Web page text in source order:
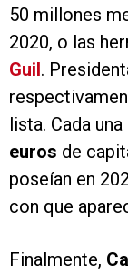
50 millones
2020, o las
Guil.
lista. Cada
euros de
poseían en
con que
Finalmente,